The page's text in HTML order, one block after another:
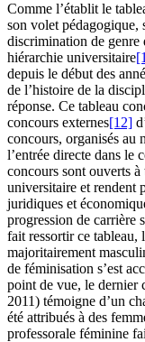
Comme l’établit le
son volet pédagogique,
discrimination de genre
hiérarchie universitaire
depuis le début des
de l’histoire de la
réponse. Ce tableau
concours externes[12]
concours, organisés au
l’entrée directe dans le
concours sont ouverts
universitaire et rendent
juridiques et
progression de carrière
fait ressortir ce tableau,
majoritairement
de féminisation s’est
point de vue, le dernier
2011) témoigne d’un
été attribués à des
professorale féminine